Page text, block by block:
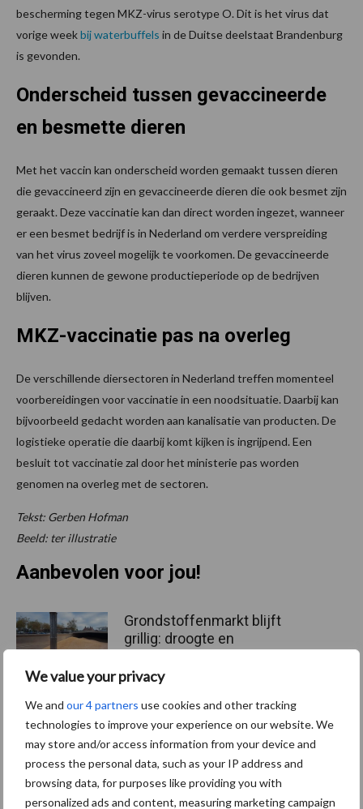
We value your privacy
We and our 4 partners use cookies and other tracking
technologies to improve your experience on our website. We
may store and/or access information from your device and
process the personal data, such as your IP address and
browsing data, for purposes like providing you with
personalized ads and content, measuring marketing campaign
bescherming tegen MKZ-virus serotype O. Dit is het virus dat
vorige weekbij waterbuffels in de Duitse deelstaat Brandenburg
is gevonden.
Onderscheid tussen gevaccineerde
en besmette dieren
Met het vaccin kan onderscheid worden gemaakt tussen dieren
die gevaccineerd zijn en gevaccineerde dieren die ook besmet zijn
geraakt. Deze vaccinatie kan dan direct worden ingezet, wanneer
er een besmet bedrijf is in Nederland om verdere verspreiding
van het virus zoveel mogelijk te voorkomen. De gevaccineerde
dieren kunnen de gewone productieperiode op de bedrijven
blijven.
MKZ-vaccinatie pas na overleg
De verschillende diersectoren in Nederland treffen momenteel
voorbereidingen voor vaccinatie in een noodsituatie. Daarbij kan
bijvoorbeeld gedacht worden aan kanalisatie van producten. De
logistieke operatie die daarbij komt kijken is ingrijpend. Een
besluit tot vaccinatie zal door het ministerie pas worden
genomen na overleg met de sectoren.
Tekst: Gerben Hofman
Beeld: ter illustratie
Aanbevolen voor jou!
Grondstoffenmarkt blijft
grillig: droogte en
in de greep
De speenhuid: een vaak
onderschatte risicofactor
voor mastitis